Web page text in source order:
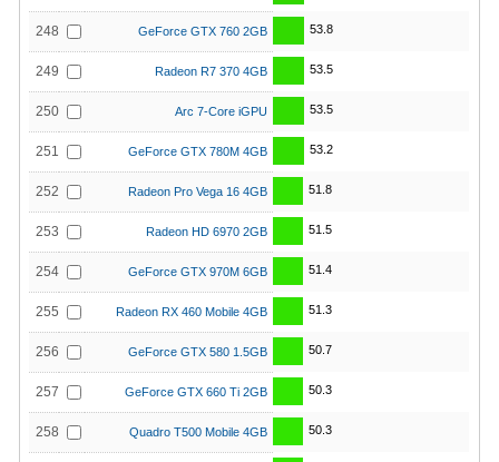
248 GeForce GTX 760 2GB 53.8
249 Radeon R7 370 4GB 53.5
250 Arc 7-Core iGPU 53.5
251 GeForce GTX 780M 4GB 53.2
252 Radeon Pro Vega 16 4GB 51.8
253 Radeon HD 6970 2GB 51.5
254 GeForce GTX 970M 6GB 51.4
255 Radeon RX 460 Mobile 4GB 51.3
256 GeForce GTX 580 1.5GB 50.7
257 GeForce GTX 660 Ti 2GB 50.3
258 Quadro T500 Mobile 4GB 50.3